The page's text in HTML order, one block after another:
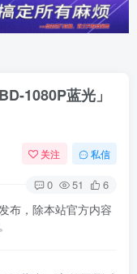
1080P蓝光」
关注 私信
0 51 6
布，除本站官方内容